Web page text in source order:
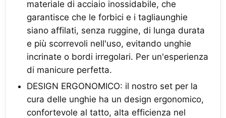
materiale di acciaio inossidabile, che
garantisce che le forbici e i tagliaunghie
siano affilati, senza ruggine, di lunga durata
e più scorrevoli nell'uso, evitando unghie
incrinate o bordi irregolari. Per un'esperienza
di manicure perfetta.
DESIGN ERGONOMICO: il nostro set per la
cura delle unghie ha un design ergonomico,
confortevole al tatto, alta efficienza nel